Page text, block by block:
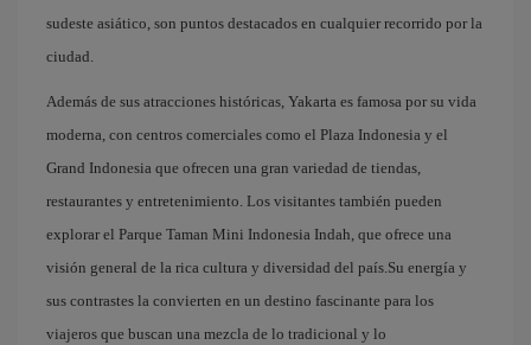
sudeste asiático, son puntos destacados en cualquier recorrido por la
ciudad.
Además de sus atracciones históricas, Yakarta es famosa por su vida
moderna, con centros comerciales como el Plaza Indonesia y el
Grand Indonesia que ofrecen una gran variedad de tiendas,
restaurantes y entretenimiento. Los visitantes también pueden
explorar el Parque Taman Mini Indonesia Indah, que ofrece una
visión general de la rica cultura y diversidad del país.Su energía y
sus contrastes la convierten en un destino fascinante para los
viajeros que buscan una mezcla de lo tradicional y lo